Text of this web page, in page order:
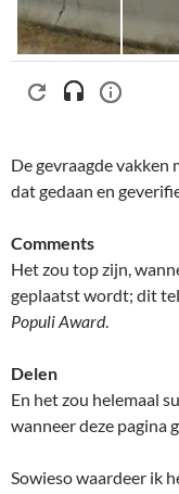
De gevraagde
dat gedaan en
Comments
Het zou top zijn,
geplaatst wordt; dit
Populi Award.
Delen
En het zou helemaal
wanneer deze pagina
Sowieso waardeer ik